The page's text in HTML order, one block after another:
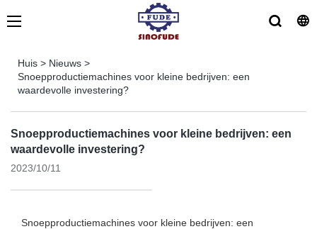
Huis > Nieuws >
Snoepproductiemachines voor kleine bedrijven: een
waardevolle investering?
Snoepproductiemachines voor kleine bedrijven: een
waardevolle investering?
2023/10/11
Snoepproductiemachines voor kleine bedrijven: een